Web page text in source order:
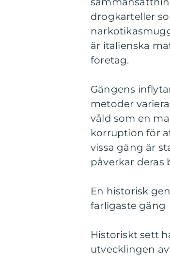
drogkarteller
är italienska
företag.
Gängens
metoder
våld som en
korruption för
vissa gäng är
påverkar deras
En historisk
farligaste gäng
Historiskt sett
utvecklingen